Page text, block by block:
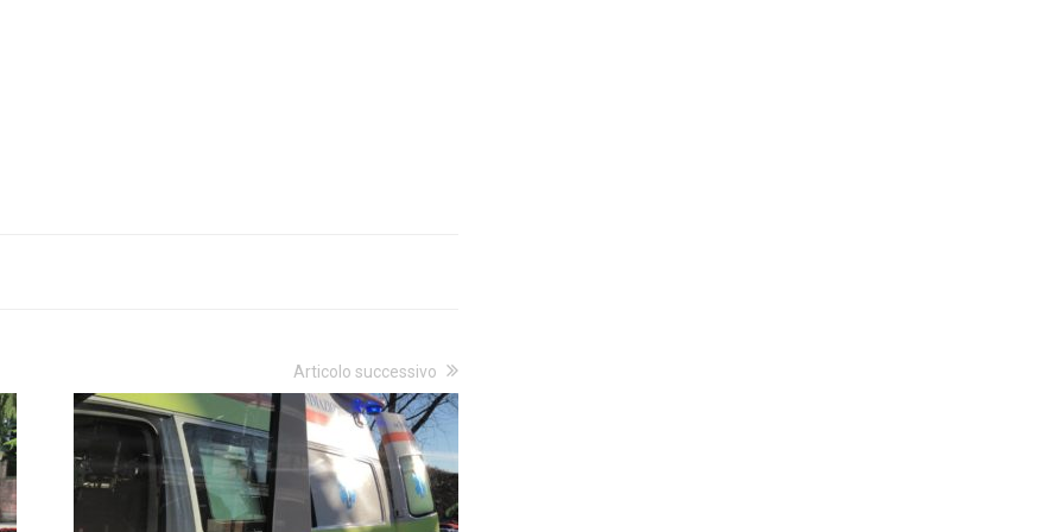
Articolo successivo